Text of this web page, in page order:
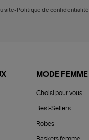
site-Politique de confidentialité
MODE FEMME
Choisi pour vous
Best-Sellers
Robes